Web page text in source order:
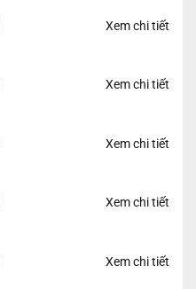
Xem chi tiết
Xem chi tiết
Xem chi tiết
Xem chi tiết
Xem chi tiết